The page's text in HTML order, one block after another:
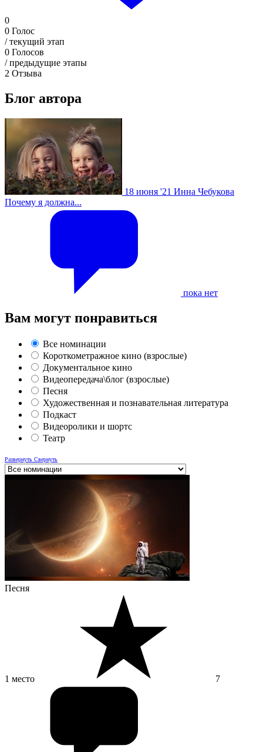
0
0 Голос
/ текущий этап
0 Голосов
/ предыдущие этапы
2 Отзыва
Блог автора
18 июня '21 Инна Чебукова
Почему я должна...
пока нет
Вам могут понравиться
Все номинации
Короткометражное кино (взрослые)
Документальное кино
Видеопередача\блог (взрослые)
Песня
Художественная и познавательная литература
Подкаст
Видеоролики и шортс
Театр
Развернуть Свернуть
Песня
1 место 7